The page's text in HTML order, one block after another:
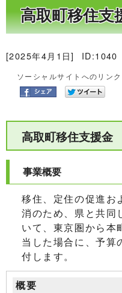
高取町移住支
[2025年4月1日] ID:1040
ソーシャルサイトへのリン
高取町移住支援金
事業概要
移住、定住の促進お
消のため、県と共同
いて、東京圏から本
当した場合に、予算
付します。
概要